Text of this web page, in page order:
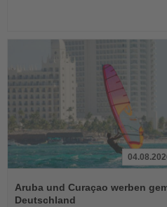
Sie
die
Aruba und Curaçao werben
Deutschland